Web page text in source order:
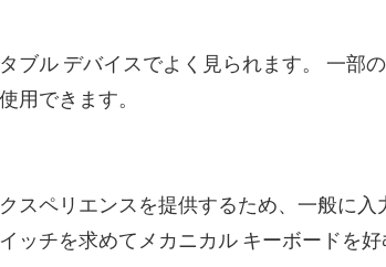
ブル デバイスでよく見られます。 一部
用できます。
スペリエンスを提供するため、一般に
チを求めてメカニカル キーボードを好